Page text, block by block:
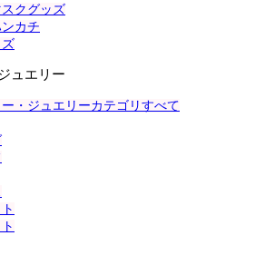
クグッズ
カチ
ュエリー
・ジュエリーカテゴリすべて